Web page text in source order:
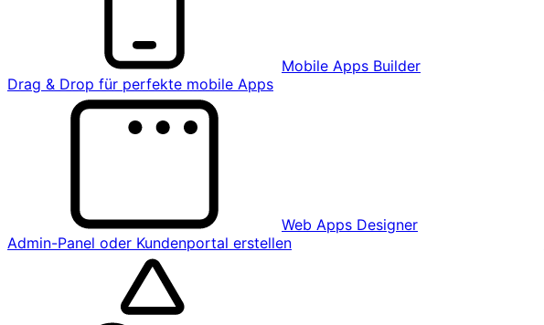
Mobile Apps Builder
Drag & Drop für perfekte mobile Apps
Web Apps Designer
Admin-Panel oder Kundenportal erstellen